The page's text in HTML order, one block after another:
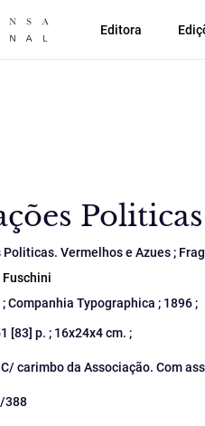
Editora
Vermelhos e Azues ;
Companhia Typographica ; 1896 ;
[83] p. ; 16x24x4 cm. ;
C/ carimbo da Associação. Com
388